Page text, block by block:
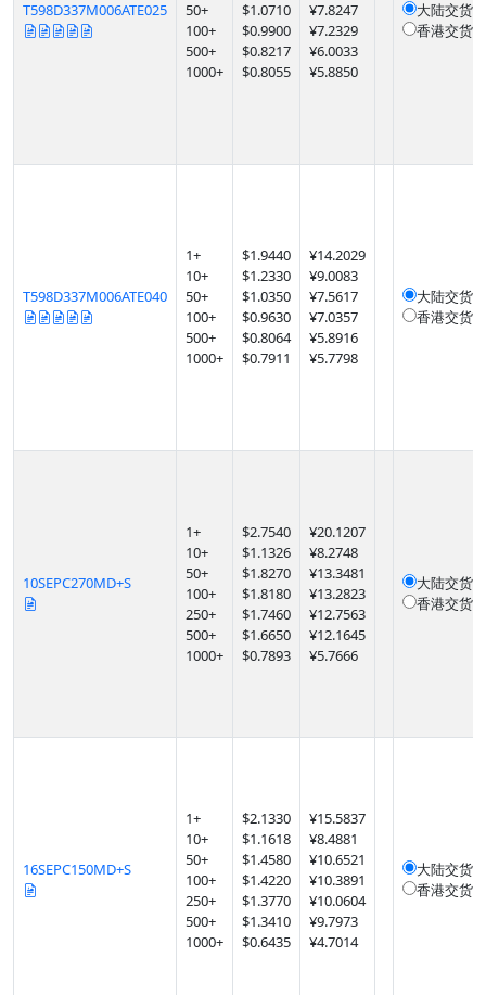
T598D337M006ATE025 50+
100+
500+
1000+
$1.0710
$0.9900
$0.8217
$0.8055
¥7.8247
¥7.2329
¥6.0033
¥5.8850
大陆交货
香港交货
T598D337M006ATE040
1+
10+
50+
100+
500+
1000+
$1.9440
$1.2330
$1.0350
$0.9630
$0.8064
$0.7911
¥14.2029
¥9.0083
¥7.5617
¥7.0357
¥5.8916
¥5.7798
大陆交货
香港交货
10SEPC270MD+S
1+
10+
50+
100+
250+
500+
1000+
$2.7540
$1.1326
$1.8270
$1.8180
$1.7460
$1.6650
$0.7893
¥20.1207
¥8.2748
¥13.3481
¥13.2823
¥12.7563
¥12.1645
¥5.7666
大陆交货
香港交货
16SEPC150MD+S
1+
10+
50+
100+
250+
500+
1000+
$2.1330
$1.1618
$1.4580
$1.4220
$1.3770
$1.3410
$0.6435
¥15.5837
¥8.4881
¥10.6521
¥10.3891
¥10.0604
¥9.7973
¥4.7014
大陆交货
香港交货